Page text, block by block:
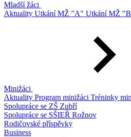
Mladší žáci
Aktuality Utkání MŽ "A" Utkání MŽ
Minižáci
Aktuality Program minižáci Tréninky
Spolupráce se ZŠ Zubří
Spolupráce se SŠIEŘ Rožnov
Rodičovské příspěvky
Business